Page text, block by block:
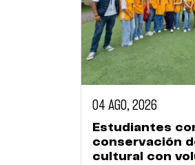
04 AGO, 2026
Estudiantes
conservación
cultural con